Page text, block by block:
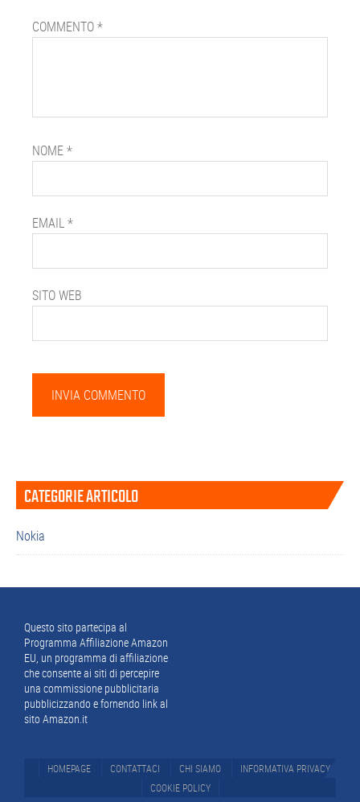
COMMENTO*
NOME*
EMAIL*
SITO WEB
Barra
laterale
primaria
CATEGORIE ARTICOLO
Nokia
Footer
Questo sito partecipa al
Programma Affiliazione Amazon
EU, un programma di affiliazione
che consente ai siti di percepire
una commissione pubblicitaria
pubblicizzando e fornendo link al
sito Amazon.it
HOMEPAGE CONTATTACI CHI SIAMO
INFORMATIVA PRIVACY
COOKIE POLICY